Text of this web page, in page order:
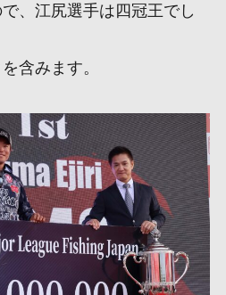
、江尻選手は四冠王でし
含みます。